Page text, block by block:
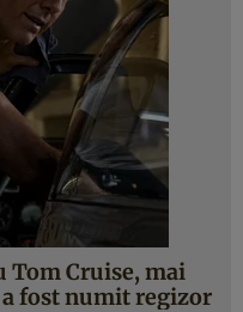
Tom Cruise, mai
a fost numit regizor